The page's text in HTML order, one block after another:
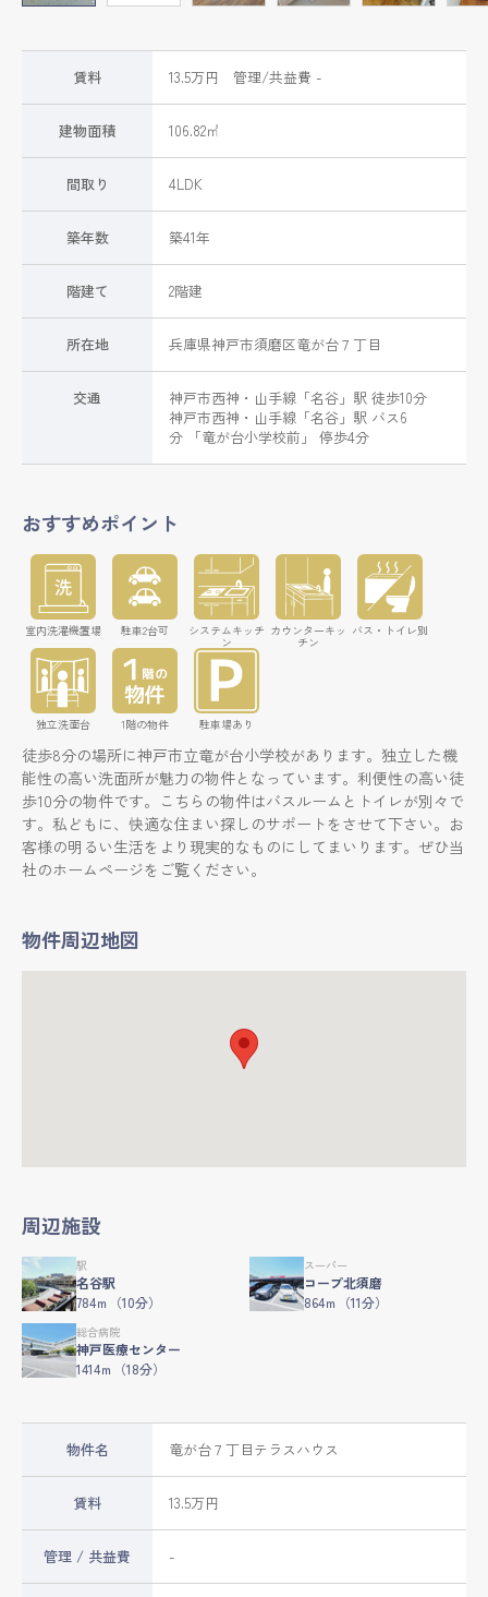
賃料 13.5万円 管理/共益費 -
建物面積 106.82㎡
間取り 4LDK
築年数 築41年
階建て 2階建
所在地 兵庫県神戸市須磨区竜が台７丁目
交通 神戸市西神・山手線 「名谷 」駅 徒歩10分
神戸市西神・山手線 「名谷 」駅 バス6
分 「竜が台小学校前」 停歩4分
おすすめポイント
室内洗濯機置場 駐車2台可 システムキッチ
ン
カウンターキッ
チン
バス・トイレ別
独立洗面台 1階の物件 駐車場あり
徒歩8分の場所に神戸市立竜が台小学校があります。独立した機
能性の高い洗面所が魅力の物件となっています。利便性の高い徒
歩10分の物件です。こちらの物件はバスルームとトイレが別々で
す。私どもに、快適な住まい探しのサポートをさせて下さい。お
客様の明るい生活をより現実的なものにしてまいります。ぜひ当
社のホームページをご覧ください。
物件周辺地図
周辺施設
駅
名谷駅
784ｍ（10分）
スーパー
コープ北須磨
864ｍ（11分）
総合病院
神戸医療センター
1414ｍ（18分）
物件名 竜が台７丁目テラスハウス
賃料 13.5万円
管理 / 共益費 -